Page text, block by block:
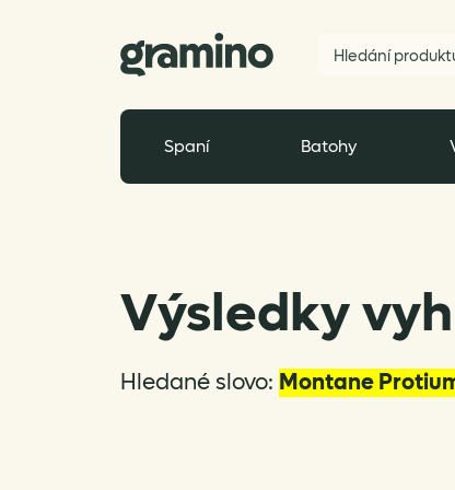
Spaní Batohy
Výsledky
Hledané slovo: Montane